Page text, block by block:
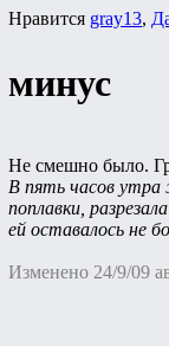
Нравится gray13,
минус
Не смешно было.
В пять часов утра
поплавки,
ей оставалось не
Изменено 24/9/09